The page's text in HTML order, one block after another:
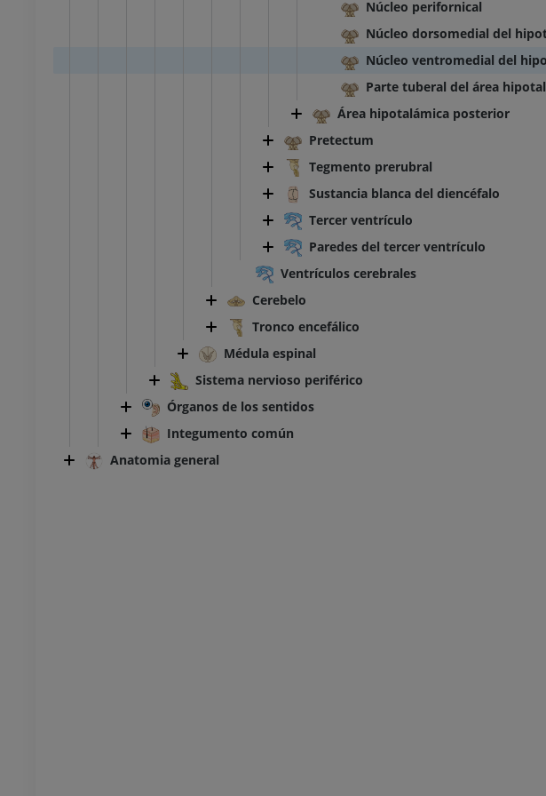
Núcleo perifornical
Núcleo dorsomedial del
Núcleo ventromedial del
Parte tuberal del área
Área hipotalámica posterior
Pretectum
Tegmento prerubral
Sustancia blanca del diencéfalo
Tercer ventrículo
Paredes del tercer ventrículo
Ventrículos cerebrales
Cerebelo
Tronco encefálico
Médula espinal
Sistema nervioso periférico
Órganos de los sentidos
Integumento común
Anatomia general
PREMIUM
Arteriografía
Angiografía
GRATIS
PREMIUM